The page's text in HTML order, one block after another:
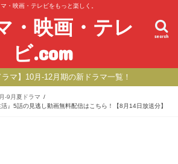
マ・映画・テレビをもっと楽しく。
・映画・テレ
ビ.com
search
ラマ】10月-12月期の新ドラマ一覧！
-9月夏ドラマ
』5話の見逃し動画無料配信はこちら！【8月14日放送分】